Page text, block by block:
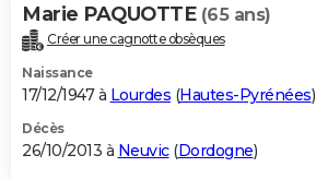
Marie PAQUOTTE (65 ans)
Créer une cagnotte obsèques
Naissance
17/12/1947 à Lourdes (Hautes-Pyrénées)
Décès
26/10/2013 à Neuvic(Dordogne)